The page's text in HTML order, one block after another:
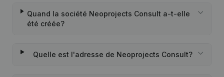
Quand la société Neoprojects Consult a-t-elle
été créée?
Quelle est l'adresse de Neoprojects Consult?